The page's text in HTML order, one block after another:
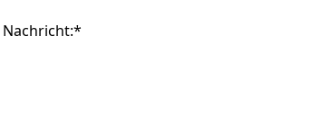
Nachricht:*